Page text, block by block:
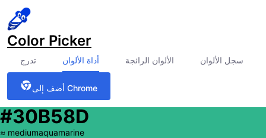
Color Picker
تدرج أداة الألوان الألوان الرائجة سجل الألوان
أضف إلى Chrome
#30B58D
≈ mediumaquamarine